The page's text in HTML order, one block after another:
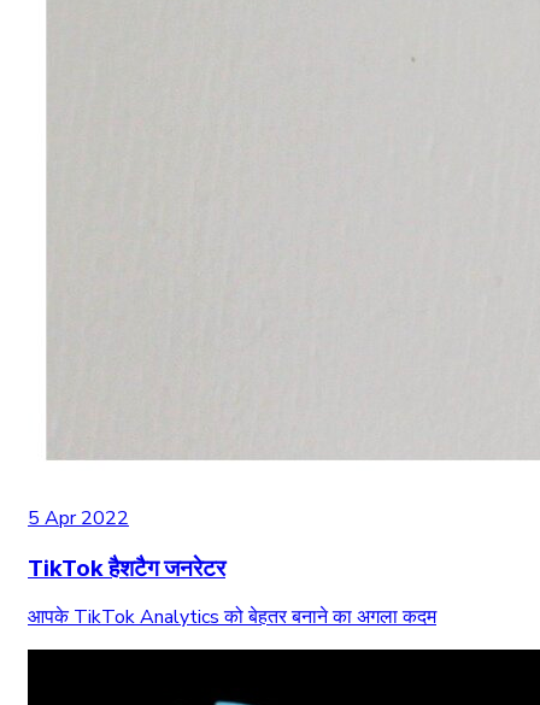
5 Apr 2022
TikTok हैशटैग जनरेटर
आपके TikTok Analytics को बेहतर बनाने का अगला कदम